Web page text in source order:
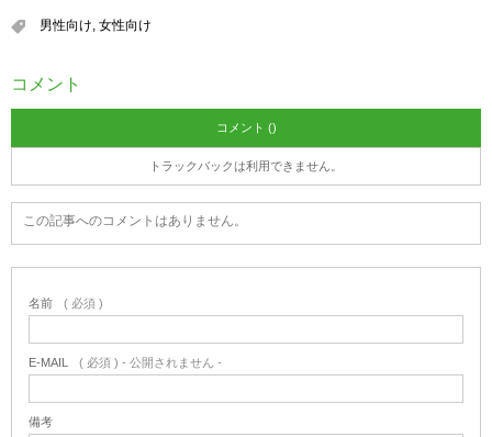
男性向け, 女性向け
コメント
コメント ()
トラックバックは利用できません。
この記事へのコメントはありません。
名前 ( 必須 )
E-MAIL ( 必須 ) - 公開されません -
備考